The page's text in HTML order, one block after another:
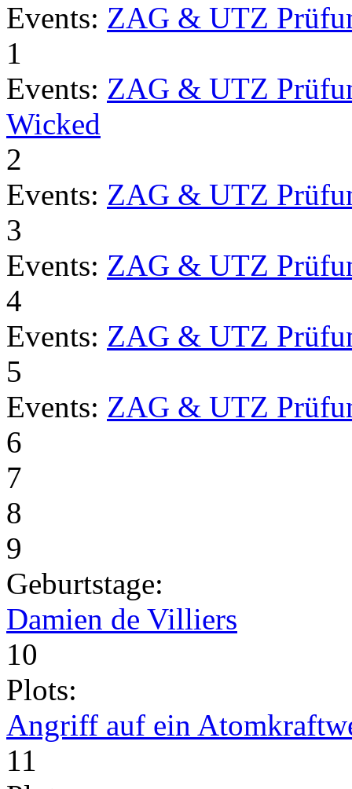
Events: ZAG & UTZ
1
Events: ZAG & UTZ
Wicked
2
Events: ZAG & UTZ
3
Events: ZAG & UTZ
4
Events: ZAG & UTZ
5
Events: ZAG & UTZ
6
7
8
9
Geburtstage:
Damien de Villiers
10
Plots:
Angriff auf ein
11